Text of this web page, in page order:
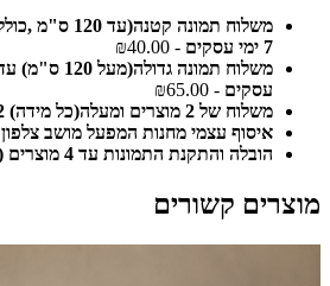
7 ימי עסקים
- ₪40.00
עסקים - ₪65.00
משלוח של 2 מוצרים ומעלה(כל מידה) 5-12 ימי עסקים
איסוף עצמי מחנות המפעל מושב צלפון
הובלה והתקנת התמונות עד 4 מוצרים (לא באילת)
מוצרים קשורים